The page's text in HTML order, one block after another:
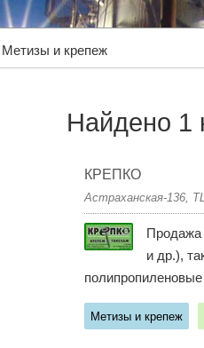
Метизы и крепеж
Найдено 1
КРЕПКО
Астраханская-136,
Продажа
и др.),
полипропиленовые
Метизы и крепеж